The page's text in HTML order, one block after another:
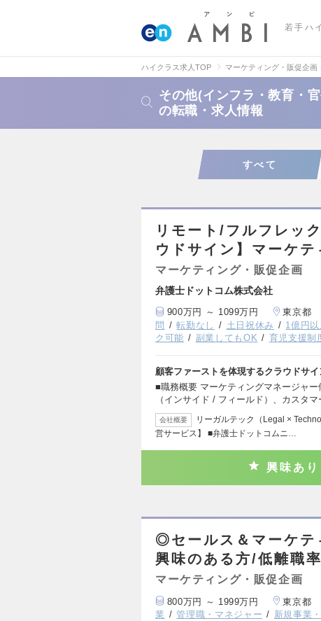
若手ハ
ハイクラス求人TOP マーケティング・販促企画
その他(インフラ・教育・
の転職・求人情報
すべて
リモート/フルフレッ
ウドサイン】マーケ
マーケティング・販促企画
弁護士ドットコム株式会社
900万円 ～ 1099万円 東京都
問
転勤なし 土日祝休み 1億円
ク可能
副業してもOK 育児支援制
顧客ファーストを体現するクラウドサ
■職務概要 マーケティングマネージャ
（インサイド / フィールド）、カスタマ
会社概要
リーガルテック（Legal ×
営サービス】 ■弁護士ドットコムニ…
興味あり
◎セールス＆マーケテ
興味のある方/低離職
マーケティング・販促企画
800万円 ～ 1999万円 東京都
業
管理職・マネジャー 新規事業